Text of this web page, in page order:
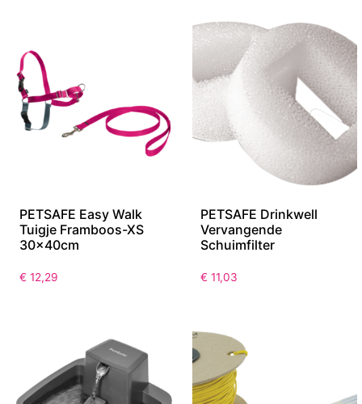
PETSAFE Easy Walk
Tuigje Framboos-XS
30x40cm
€ 12,29
PETSAFE Drinkwell
Vervangende
Schuimfilter
€ 11,03